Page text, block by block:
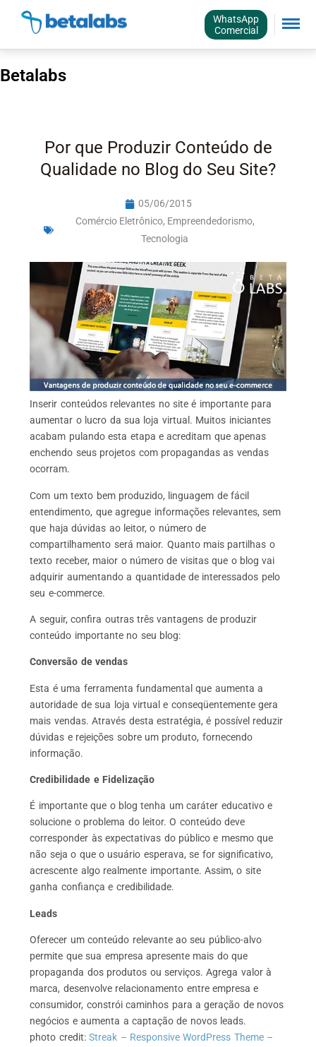
WhatsApp
Comercial
Betalabs
Por que Produzir Conteúdo de
Qualidade no Blog do Seu Site?
05/06/2015
Comércio Eletrônico, Empreendedorismo,
Tecnologia
Inserir conteúdos relevantes no site é importante para
aumentar o lucro da sua loja virtual. Muitos iniciantes
acabam pulando esta etapa e acreditam que apenas
enchendo seus projetos com propagandas as vendas
ocorram.
Com um texto bem produzido, linguagem de fácil
entendimento, que agregue informações relevantes, sem
que haja dúvidas ao leitor, o número de
compartilhamento será maior. Quanto mais partilhas o
texto receber, maior o número de visitas que o blog vai
adquirir aumentando a quantidade de interessados pelo
seu e-commerce.
A seguir, confira outras três vantagens de produzir
conteúdo importante no seu blog:
Conversão de vendas
Esta é uma ferramenta fundamental que aumenta a
autoridade de sua loja virtual e conseqüentemente gera
mais vendas. Através desta estratégia, é possível reduzir
dúvidas e rejeições sobre um produto, fornecendo
informação.
Credibilidade e Fidelização
É importante que o blog tenha um caráter educativo e
solucione o problema do leitor. O conteúdo deve
corresponder às expectativas do público e mesmo que
não seja o que o usuário esperava, se for significativo,
acrescente algo realmente importante. Assim, o site
ganha confiança e credibilidade.
Leads
Oferecer um conteúdo relevante ao seu público-alvo
permite que sua empresa apresente mais do que
propaganda dos produtos ou serviços. Agrega valor à
marca, desenvolve relacionamento entre empresa e
consumidor, constrói caminhos para a geração de novos
negócios e aumenta a captação de novos leads.
photo credit:Streak – Responsive WordPress Theme –